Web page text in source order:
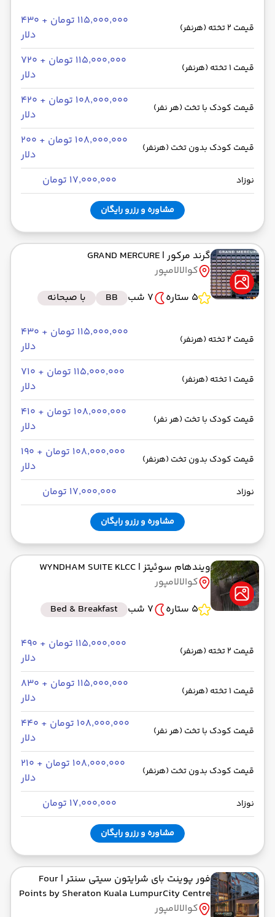
قیمت 2 تخته (هرنفر)
۱۱۵٬۰۰۰٬۰۰۰ تومان + ۴۳۰
دلار
قیمت 1 تخته (هرنفر)
۱۱۵٬۰۰۰٬۰۰۰ تومان + ۷۲۰
دلار
قیمت کودک با تخت (هر نفر)
۱۰۸٬۰۰۰٬۰۰۰ تومان + ۴۲۰
دلار
قیمت کودک بدون تخت (هرنفر)
۱۰۸٬۰۰۰٬۰۰۰ تومان + ۲۰۰
دلار
نوزاد ۱۷٬۰۰۰٬۰۰۰ تومان
مشاوره و رزرو رایگان
گرند مرکور| GRAND MERCURE
کوالالامپور
5 ستاره
7 شب BB با صبحانه
قیمت 2 تخته (هرنفر)
۱۱۵٬۰۰۰٬۰۰۰ تومان + ۴۳۰
دلار
قیمت 1 تخته (هرنفر)
۱۱۵٬۰۰۰٬۰۰۰ تومان + ۷۱۰
دلار
قیمت کودک با تخت (هر نفر)
۱۰۸٬۰۰۰٬۰۰۰ تومان + ۴۱۰
دلار
قیمت کودک بدون تخت (هرنفر)
۱۰۸٬۰۰۰٬۰۰۰ تومان + ۱۹۰
دلار
نوزاد ۱۷٬۰۰۰٬۰۰۰ تومان
مشاوره و رزرو رایگان
ویندهام سوئیتز| WYNDHAM SUITE KLCC
کوالالامپور
5 ستاره
7 شب Bed & Breakfast
قیمت 2 تخته (هرنفر)
۱۱۵٬۰۰۰٬۰۰۰ تومان + ۴۹۰
دلار
قیمت 1 تخته (هرنفر)
۱۱۵٬۰۰۰٬۰۰۰ تومان + ۸۳۰
دلار
قیمت کودک با تخت (هر نفر)
۱۰۸٬۰۰۰٬۰۰۰ تومان + ۴۴۰
دلار
قیمت کودک بدون تخت (هرنفر)
۱۰۸٬۰۰۰٬۰۰۰ تومان + ۲۱۰
دلار
نوزاد ۱۷٬۰۰۰٬۰۰۰ تومان
مشاوره و رزرو رایگان
فور پوینت بای شرایتون سیتی سنتر | Four
Points by Sheraton Kuala LumpurCity Centre
کوالالامپور